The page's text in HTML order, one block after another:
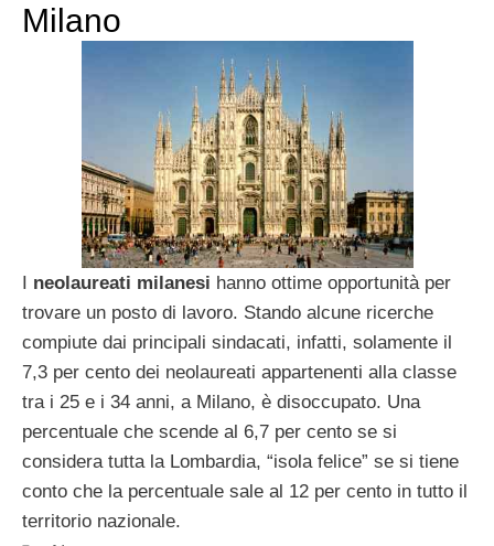
Milano
neolaureati milanesi hanno ottime opportunità per
trovare un posto di lavoro. Stando alcune ricerche
compiute dai principali sindacati, infatti, solamente il
7,3 per cento dei neolaureati appartenenti alla classe
tra i 25 e i 34 anni, a Milano, è disoccupato. Una
percentuale che scende al 6,7 per cento se si
considera tutta la Lombardia, “isola felice” se si tiene
conto che la percentuale sale al 12 per cento in tutto il
territorio nazionale.